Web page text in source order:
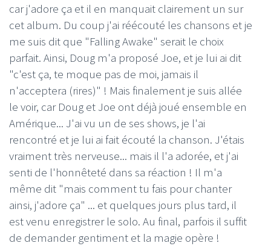
car j'adore ça et il en manquait clairement un sur
cet album. Du coup j'ai réécouté les chansons et je
me suis dit que "Falling Awake" serait le choix
parfait. Ainsi, Doug m'a proposé Joe, et je lui ai dit
"c'est ça, te moque pas de moi, jamais il
n'acceptera (rires)" ! Mais finalement je suis allée
le voir, car Doug et Joe ont déjà joué ensemble en
Amérique... J'ai vu un de ses shows, je l'ai
rencontré et je lui ai fait écouté la chanson. J'étais
vraiment très nerveuse... mais il l'a adorée, et j'ai
senti de l'honnêteté dans sa réaction ! Il m'a
même dit "mais comment tu fais pour chanter
ainsi, j'adore ça" ... et quelques jours plus tard, il
est venu enregistrer le solo. Au final, parfois il suffit
de demander gentiment et la magie opère !